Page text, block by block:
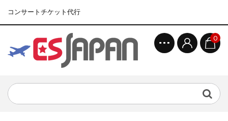
コンサートチケット代行
0